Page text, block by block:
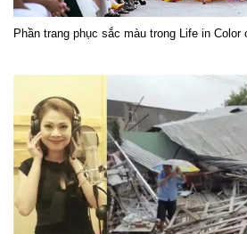
Phần trang phục sắc màu trong Life in